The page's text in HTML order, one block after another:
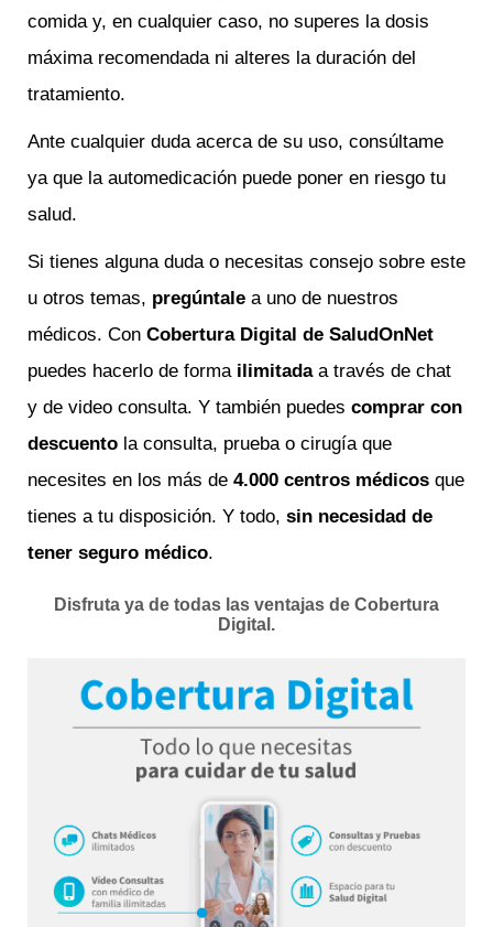
comida y, en cualquier caso, no superes la dosis
máxima recomendada ni alteres la duración del
tratamiento.
Ante cualquier duda acerca de su uso, consúltame
ya que la automedicación puede poner en riesgo tu
salud.
Si tienes alguna duda o necesitas consejo sobre este
u otros temas, pregúntale a uno de nuestros
médicos. Con Cobertura Digital de SaludOnNet
puedes hacerlo de forma ilimitadaa través de chat
y de video consulta. Y también puedes comprar con
descuento la consulta, prueba o cirugía que
necesites en los más de 4.000 centros médicos que
tienes a tu disposición. Y todo, sin necesidad de
tener seguro médico.
Disfruta ya de todas las ventajas de Cobertura
Digital.